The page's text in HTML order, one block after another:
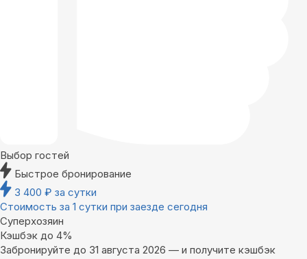
Выбор гостей
Быстрое бронирование
3 400 ₽ за сутки
Стоимость за 1 сутки при заезде сегодня
Суперхозяин
Кэшбэк до 4%
Забронируйте до 31 августа 2026 — и получите кэшбэк